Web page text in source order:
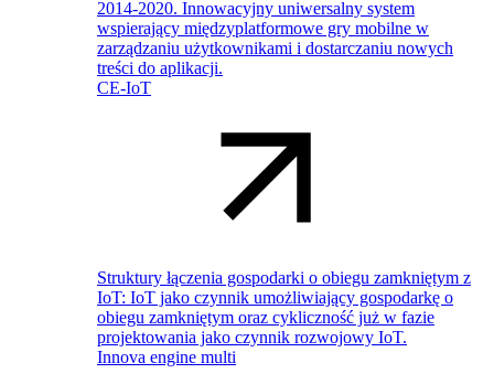
2014-2020. Innowacyjny uniwersalny system
wspierający międzyplatformowe gry mobilne w
zarządzaniu użytkownikami i dostarczaniu nowych
treści do aplikacji.
CE-IoT
Struktury łączenia gospodarki o obiegu zamkniętym z
IoT: IoT jako czynnik umożliwiający gospodarkę o
obiegu zamkniętym oraz cykliczność już w fazie
projektowania jako czynnik rozwojowy IoT.
Innova engine multi